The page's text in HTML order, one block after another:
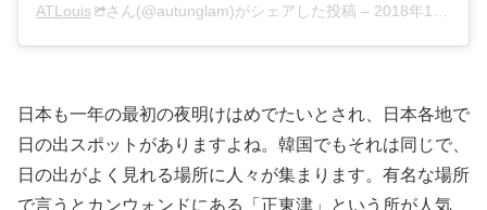
ATLouis さん(@autunglam)がシェアした投稿 – 2018年12月月27日午前7時39分PST
日本も一年の最初の夜明けはめでたいとされ、日本各地で
日の出スポットがありますよね。韓国でもそれは同じで、
日の出がよく見れる場所に人々が集まります。有名な場所
で言うとカンウォンドにある「正東津」という所が人気